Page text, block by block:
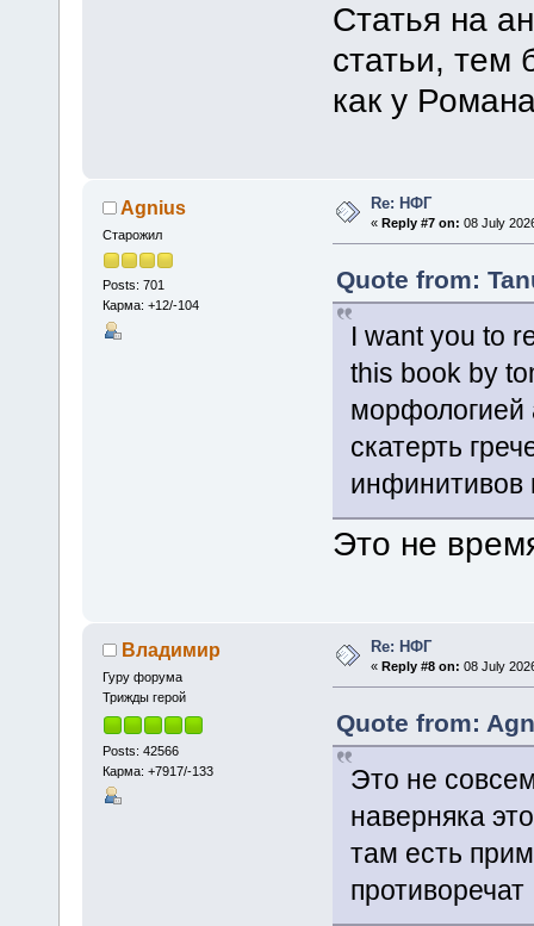
Статья на
статьи, тем
как у
Agnius
Старожил
Posts: 701
Карма: +12/-104
Re: НФГ
« Reply #7 on: 08 July
Quote from:
I want you to
this book by
морфологией
скатерть
инфинитивов
Это не
Владимир
Гуру форума
Трижды герой
Posts: 42566
Карма: +7917/-133
Re: НФГ
«Reply #8 on: 08 July
Quote from:
Это не
наверняка
там есть
противоречат